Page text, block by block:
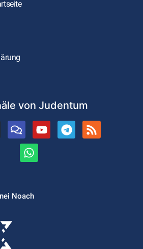
von Judentum
Noach